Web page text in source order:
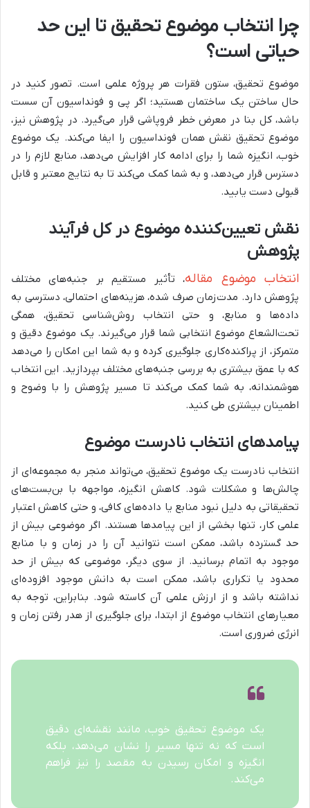
چرا انتخاب موضوع تحقیق تا این حد
حیاتی است؟
موضوع تحقیق، ستون فقرات هر پروژه علمی است. تصور کنید در
حال ساختن یک ساختمان هستید؛ اگر پی و فونداسیون آن سست
باشد، کل بنا در معرض خطر فروپاشی قرار می‌گیرد. در پژوهش نیز،
موضوع تحقیق نقش همان فونداسیون را ایفا می‌کند. یک موضوع
خوب، انگیزه شما را برای ادامه کار افزایش می‌دهد، منابع لازم را در
دسترس قرار می‌دهد، و به شما کمک می‌کند تا به نتایج معتبر و قابل
قبولی دست یابید.
نقش تعیین‌کننده موضوع در کل فرآیند
پژوهش
انتخاب موضوع مقاله، تأثیر مستقیم بر جنبه‌های مختلف
پژوهش دارد. مدت‌زمان صرف شده، هزینه‌های احتمالی، دسترسی به
داده‌ها و منابع، و حتی انتخاب روش‌شناسی تحقیق، همگی
تحت‌الشعاع موضوع انتخابی شما قرار می‌گیرند. یک موضوع دقیق و
متمرکز، از پراکنده‌کاری جلوگیری کرده و به شما این امکان را می‌دهد
که با عمق بیشتری به بررسی جنبه‌های مختلف بپردازید. این انتخاب
هوشمندانه، به شما کمک می‌کند تا مسیر پژوهش را با وضوح و
اطمینان بیشتری طی کنید.
پیامدهای انتخاب نادرست موضوع
انتخاب نادرست یک موضوع تحقیق، می‌تواند منجر به مجموعه‌ای از
چالش‌ها و مشکلات شود. کاهش انگیزه، مواجهه با بن‌بست‌های
تحقیقاتی به دلیل نبود منابع یا داده‌های کافی، و حتی کاهش اعتبار
علمی کار، تنها بخشی از این پیامدها هستند. اگر موضوعی بیش از
حد گسترده باشد، ممکن است نتوانید آن را در زمان و با منابع
موجود به اتمام برسانید. از سوی دیگر، موضوعی که بیش از حد
محدود یا تکراری باشد، ممکن است به دانش موجود افزوده‌ای
نداشته باشد و از ارزش علمی آن کاسته شود. بنابراین، توجه به
معیارهای انتخاب موضوع از ابتدا، برای جلوگیری از هدر رفتن زمان و
انرژی ضروری است.
یک موضوع تحقیق خوب، مانند نقشه‌ای دقیق
است که نه تنها مسیر را نشان می‌دهد، بلکه
انگیزه و امکان رسیدن به مقصد را نیز فراهم
می‌کند.